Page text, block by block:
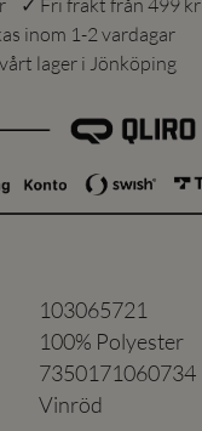
✓ Fri frakt från 499 kr
inom 1-2 vardagar
lager i Jönköping
103065721
100% Polyester
7350171060734
Vinröd